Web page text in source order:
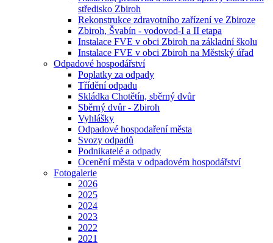
středisko Zbiroh
Rekonstrukce zdravotního zařízení ve Zbiroze
Zbiroh, Švabín - vodovod-I a II etapa
Instalace FVE v obci Zbiroh na základní školu
Instalace FVE v obci Zbiroh na Městský úřad
Odpadové hospodářství
Poplatky za odpady
Třídění odpadu
Skládka Chotětín, sběrný dvůr
Sběrný dvůr - Zbiroh
Vyhlášky
Odpadové hospodaření města
Svozy odpadů
Podnikatelé a odpady
Ocenění města v odpadovém hospodářství
Fotogalerie
2026
2025
2024
2023
2022
2021